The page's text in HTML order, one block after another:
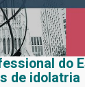
do
de idolatria